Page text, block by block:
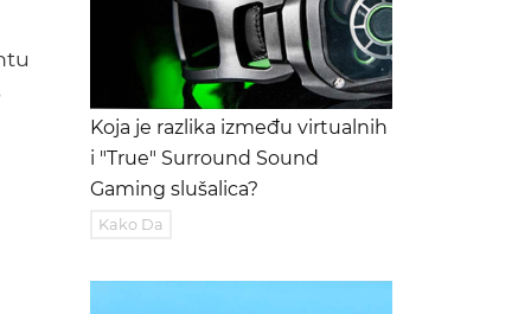
Koja je razlika između virtualnih
i "True" Surround Sound
Gaming slušalica?
Kako Da